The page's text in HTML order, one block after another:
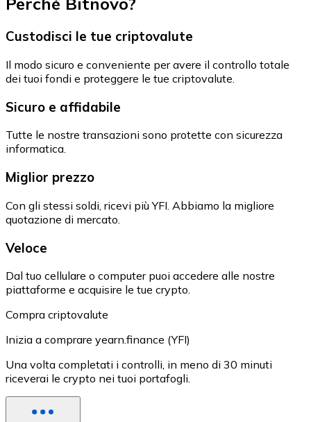
Custodisci le tue criptovalute
Il modo sicuro e conveniente per avere il controllo totale
dei tuoi fondi e proteggere le tue criptovalute.
Sicuro e affidabile
Tutte le nostre transazioni sono protette con sicurezza
informatica.
Miglior prezzo
Con gli stessi soldi, ricevi più YFI. Abbiamo la migliore
quotazione di mercato.
Veloce
Dal tuo cellulare o computer puoi accedere alle nostre
piattaforme e acquisire le tue crypto.
Compra criptovalute
Inizia a comprare yearn.finance (YFI)
Una volta completati i controlli, in meno di 30 minuti
riceverai le crypto nei tuoi portafogli.